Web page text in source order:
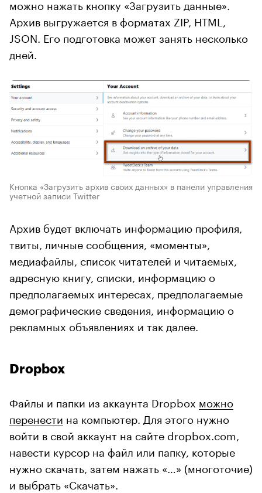
можно нажать кнопку «Загрузить данные».
Архив выгружается в форматах ZIP, HTML,
JSON. Его подготовка может занять несколько
дней.
Кнопка «Загрузить архив своих данных» в панели управления
учетной записи Twitter
Архив будет включать информацию профиля,
твиты, личные сообщения, «моменты»,
медиафайлы, список читателей и читаемых,
адресную книгу, списки, информацию о
предполагаемых интересах, предполагаемые
демографические сведения, информацию о
рекламных объявлениях и так далее.
Dropbox
Файлы и папки из аккаунта Dropbox можно
перенести на компьютер. Для этого нужно
войти в свой аккаунт на сайте dropbox.com,
навести курсор на файл или папку, которые
нужно скачать, затем нажать «…» (многоточие)
и выбрать «Скачать».